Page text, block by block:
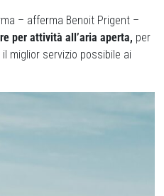
– afferma Benoit Prigent –
per attività all’aria aperta, per
miglior servizio possibile ai